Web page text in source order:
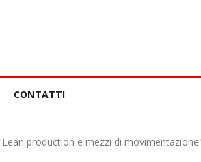
CONTATTI
production e mezzi di